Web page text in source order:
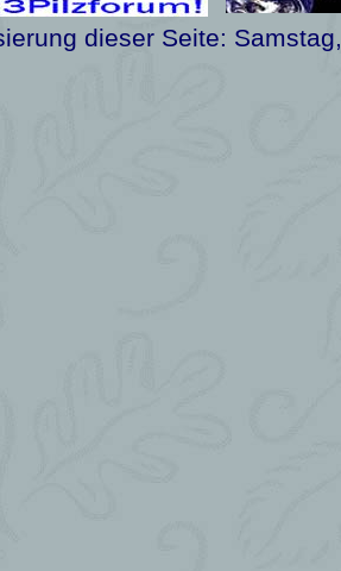
dieser Seite: